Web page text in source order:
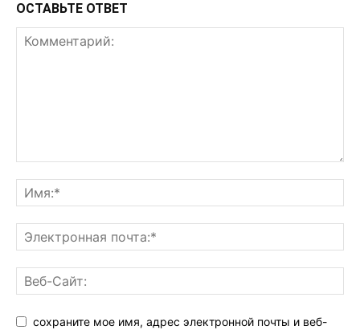
ОСТАВЬТЕ ОТВЕТ
сохраните мое имя, адрес электронной почты и веб-